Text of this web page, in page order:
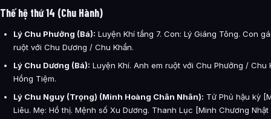
Thế hệ thứ 14 (Chu Hành)
Lý Chu Phưởng (Bá): Luyện Khí tầng 7. Con: Lý Giáng Tông. Con
ruột với Chu Dương / Chu Khẩn.
Lý Chu Dương (Bá): Luyện Khí. Anh em ruột với Chu Phưởng / Chu
Hồng Tiệm.
Lý Chu Nguy (Trọng) (Minh Hoàng Chân Nhân): Tử Phủ hậu kỳ
Liêu. Mẹ: Hồ thị. Mệnh số Xu Dương. Thanh Lục [Minh Chương Nhật